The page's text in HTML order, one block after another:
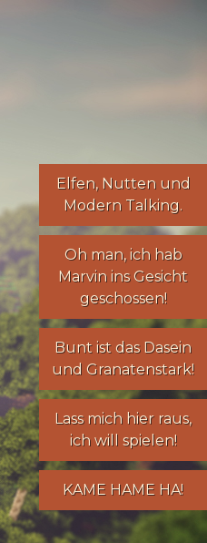
Elfen, Nuttenund
Modern Talking.
Oh man, ich hab
Marvin ins Gesicht
geschossen!
Bunt ist das Dasein
und Granatenstark!
Lass mich hier raus,
ich will spielen!
KAME HAME HA!